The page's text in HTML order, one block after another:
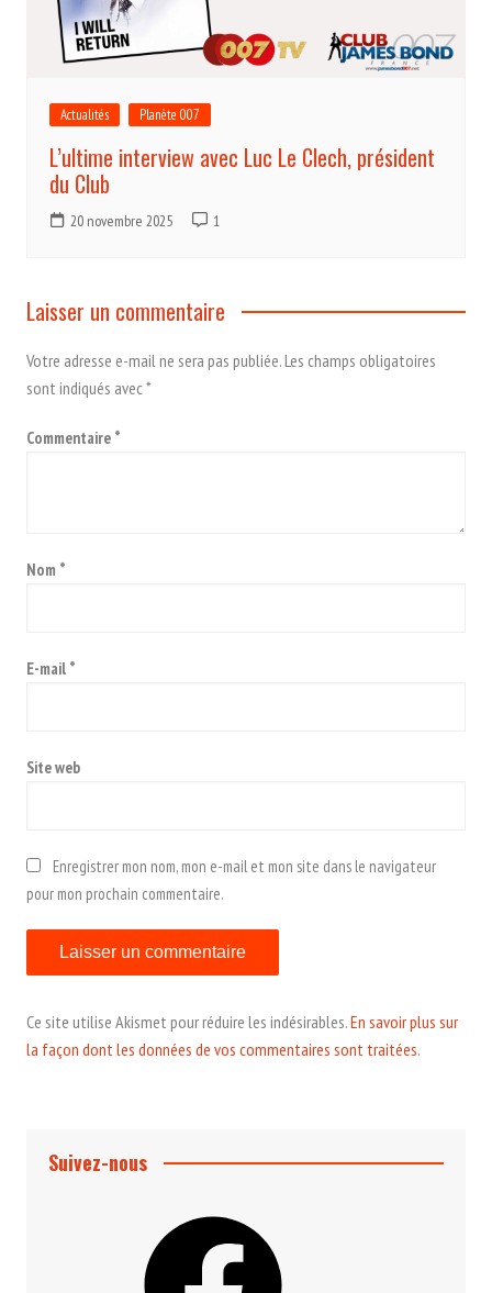
Actualités Planète 007
L’ultime interview avec Luc Le Clech, président
du Club
20 novembre 2025 1
Laisser un commentaire
Votre adresse e-mail ne sera pas publiée.Les champs obligatoires
sont indiqués avec*
Commentaire *
Nom *
E-mail *
Site web
Enregistrer mon nom, mon e-mail et mon site dans le navigateur
pour mon prochain commentaire.
Ce site utilise Akismet pour réduire les indésirables.En savoir plus sur
la façon dont les données de vos commentaires sont traitées.
Suivez-nous